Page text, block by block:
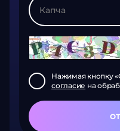
Нажимая кнопку
согласие на